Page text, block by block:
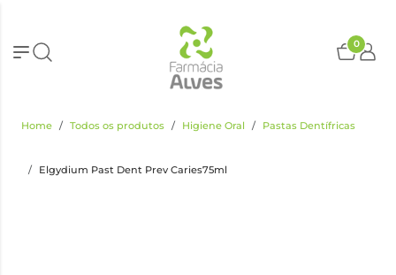
0
Home Todos os produtos Higiene Oral Pastas Dentífricas
Elgydium Past Dent Prev Caries75ml